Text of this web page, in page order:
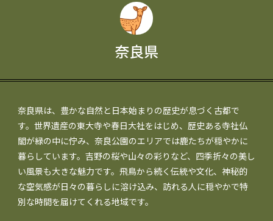
奈良県
奈良県は、豊かな自然と日本始まりの歴史が息づく古都で
す。世界遺産の東大寺や春日大社をはじめ、歴史ある寺社仏
閣が緑の中に佇み、奈良公園のエリアでは鹿たちが穏やかに
暮らしています。吉野の桜や山々の彩りなど、四季折々の美し
い風景も大きな魅力です。飛鳥から続く伝統や文化、神秘的
な空気感が日々の暮らしに溶け込み、訪れる人に穏やかで特
別な時間を届けてくれる地域です。